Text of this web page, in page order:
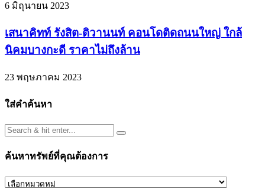
6 มิถุนายน 2023
เสนาคิทท์ รังสิต-ติวานนท์ คอนโดติดถนนใหญ่ ใกล้
นิคมบางกะดี ราคาไม่ถึงล้าน
23 พฤษภาคม 2023
ใส่คำค้นหา
ค้นหาทรัพย์ที่คุณต้องการ
ค้นหา